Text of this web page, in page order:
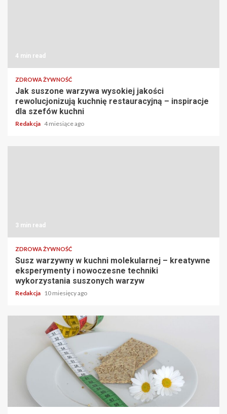
4 min read
ZDROWA ŻYWNOŚĆ
Jak suszone warzywa wysokiej jakości
rewolucjonizują kuchnię restauracyjną – inspiracje
dla szefów kuchni
Redakcja 4 miesiące ago
3 min read
ZDROWA ŻYWNOŚĆ
Susz warzywny w kuchni molekularnej – kreatywne
eksperymenty i nowoczesne techniki
wykorzystania suszonych warzyw
Redakcja 10 miesięcy ago
2 min read